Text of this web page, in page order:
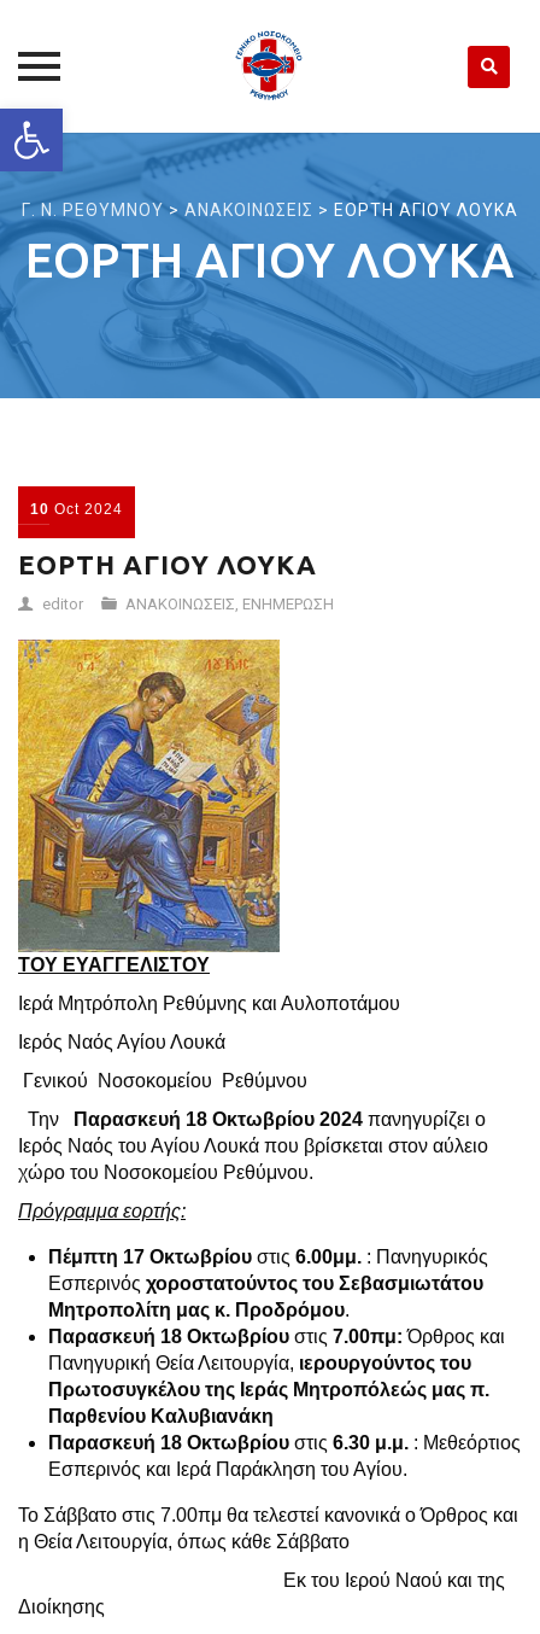
Open toolbar
Skip
to
Γ. Ν. ΡΕΘΥΜΝΟΥ> ΑΝΑΚΟΙΝΩΣΕΙΣ > ΕΟΡΤΗ ΑΓΙΟΥ ΛΟΥΚΑ
ΕΟΡΤΗ ΑΓΙΟΥ ΛΟΥΚΑ
10 Oct 2024
ΕΟΡΤΗ ΑΓΙΟΥ ΛΟΥΚΑ
editor ΑΝΑΚΟΙΝΩΣΕΙΣ, ΕΝΗΜΕΡΩΣΗ
ΤΟΥ ΕΥΑΓΓΕΛΙΣΤΟΥ
Ιερά Μητρόπολη Ρεθύμνης και Αυλοποτάμου
Ιερός Ναός Αγίου Λουκά
Γενικού Νοσοκομείου Ρεθύμνου
Την
Παρασκευή 18 Οκτωβρίου 2024 πανηγυρίζει ο
Ιερός Ναός του Αγίου Λουκά που βρίσκεται στον αύλειο
χώρο του Νοσοκομείου Ρεθύμνου.
Πρόγραμμα εορτής:
Πέμπτη 17 Οκτωβρίου στις 6.00μμ. : Πανηγυρικός
Εσπερινός χοροστατούντος του Σεβασμιωτάτου
Μητροπολίτη μας κ. Προδρόμου.
Παρασκευή 18 Οκτωβρίου στις 7.00πμ: Όρθρος και
Πανηγυρική Θεία Λειτουργία, ιερουργούντος του
Πρωτοσυγκέλου της Ιεράς Μητροπόλεώς μας π.
Παρθενίου Καλυβιανάκη
Παρασκευή 18 Οκτωβρίου στις 6.30 μ.μ. : Μεθεόρτιος
Εσπερινός και Ιερά Παράκληση του Αγίου.
Το Σάββατο στις 7.00πμ θα τελεστεί κανονικά ο Όρθρος και
η Θεία Λειτουργία, όπως κάθε Σάββατο
Εκ του Ιερού Ναού και της
Διοίκησης